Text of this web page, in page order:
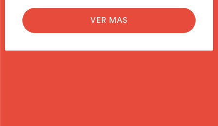
VER MAS